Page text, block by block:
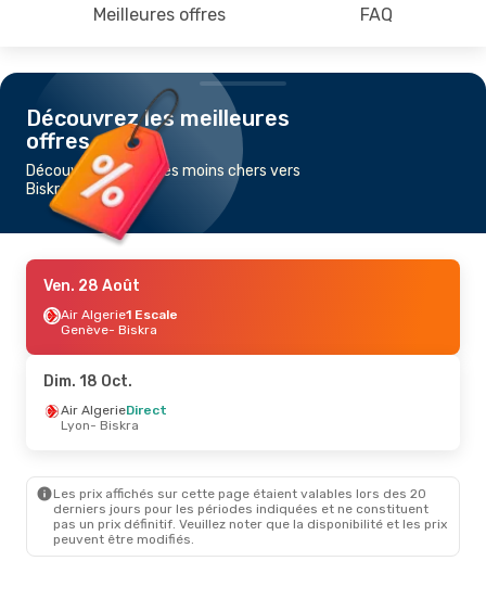
Meilleures offres FAQ
Découvrez les meilleures
offres
Découvrez les vols les moins chers vers
Biskra
Ven. 28 Août
Air Algerie1 Escale
Genève- Biskra
Dim. 18 Oct.
Air AlgerieDirect
Lyon- Biskra
Les prix affichés sur cette page étaient valables lors des 20
derniers jours pour les périodes indiquées et ne constituent
pas un prix définitif. Veuillez noter que la disponibilité et les prix
peuvent être modifiés.